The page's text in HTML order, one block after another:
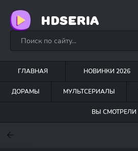
HDSERIA
ГЛАВНАЯ НОВИНКИ 2026
ДОРАМЫ МУЛЬТСЕРИАЛЫ
ВЫ СМОТРЕЛИ